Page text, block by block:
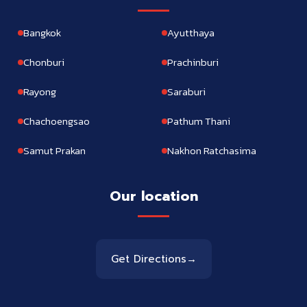
Bangkok
Ayutthaya
Chonburi
Prachinburi
Rayong
Saraburi
Chachoengsao
Pathum Thani
Samut Prakan
Nakhon Ratchasima
Our location
Get Directions→